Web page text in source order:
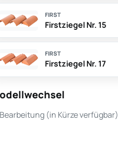
FIRST
Firstziegel Nr. 15
FIRST
Firstziegel Nr. 17
(in Kürze verfügbar)